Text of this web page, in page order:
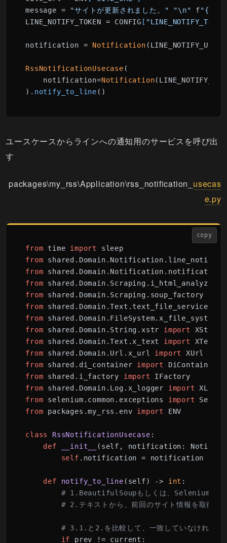
message =
"サイトが更新されました。" "\n" f
LINE_NOTIFY_TOKEN = CONFIG [
notification = Notification (LINE_NOTIFY_URL,
RssNotificationUsecase (
notification=Notification
) .notify_to_line ()
ユースケースからラインへの通知用のサービスを呼び出
す
packages\my_rss\Application\rss_notification_ usecas
e.py
copy
from time import
from
from shared.Domain.Notification.notification
from shared.Domain.Scraping.i_html_analyzer
from shared.Domain.Scraping.soup_factory
from shared.Domain.Text.text_file_service
from
from shared.Domain.String.xstr import
from shared.Domain.Text.x_text import
from shared.Domain.Url.x_url import
from shared.di_container import
from shared.i_factory import
from shared.Domain.Log.x_logger import
from selenium.common.exceptions import
from packages.my_rss.env import ENV
class RssNotificationUsecase :
def
__init__ ( self, notification:
self .notification = notification
def notify_to_line ( self) -> int :
# 1.BeautifulSoupもしくは、Selenium等で
# 2.テキストから、前回のサイト情報を取得
# 3.1.と2.を比較して、一致していなければ更
if prev != current: